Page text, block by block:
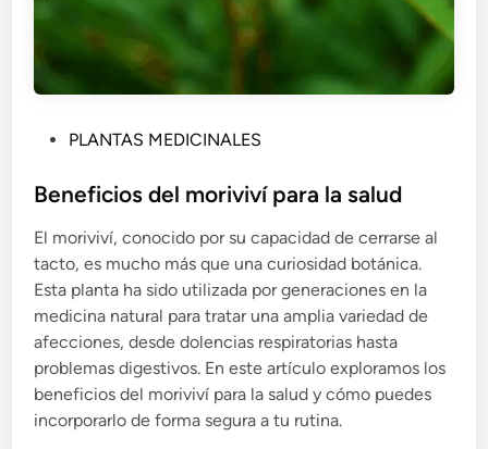
b
i
c
a
d
o
e
n
PLANTAS MEDICINALES
Beneficios del moriviví para la salud
El moriviví, conocido por su capacidad de cerrarse al
tacto, es mucho más que una curiosidad botánica.
Esta planta ha sido utilizada por generaciones en la
medicina natural para tratar una amplia variedad de
afecciones, desde dolencias respiratorias hasta
problemas digestivos. En este artículo exploramos los
beneficios del moriviví para la salud y cómo puedes
incorporarlo de forma segura a tu rutina.